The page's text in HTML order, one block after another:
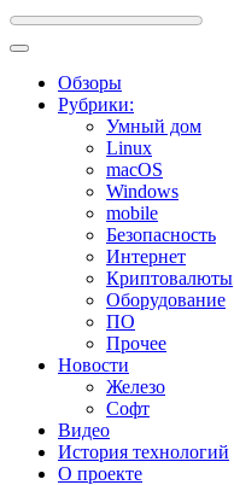
Обзоры
Рубрики:
Умный дом
Linux
macOS
Windows
mobile
Безопасность
Интернет
Криптовалюты
Оборудование
ПО
Прочее
Новости
Железо
Софт
Видео
История технологий
О проекте